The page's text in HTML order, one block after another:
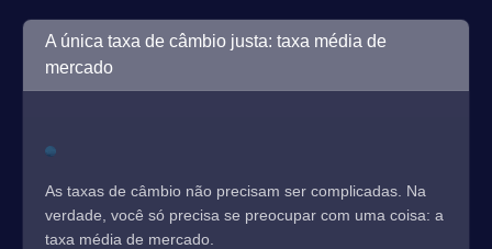
A única taxa de câmbio justa: taxa média de
mercado
As taxas de câmbio não precisam ser complicadas. Na
verdade, você só precisa se preocupar com uma coisa: a
taxa média de mercado.